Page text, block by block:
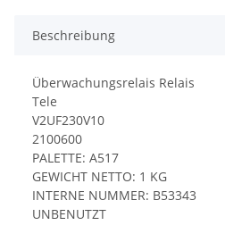
Beschreibung
Überwachungsrelais Relais
Tele
V2UF230V10
2100600
PALETTE: A517
GEWICHT NETTO: 1 KG
INTERNE NUMMER: B53343
UNBENUTZT